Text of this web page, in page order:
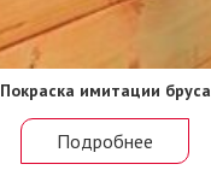
Покраска имитации бруса
Подробнее